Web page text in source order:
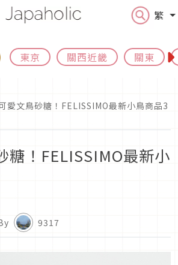
繁
東京 關西近畿 關東
愛文鳥砂糖！FELISSIMO最新小鳥商品3
糖！FELISSIMO最新小
9317